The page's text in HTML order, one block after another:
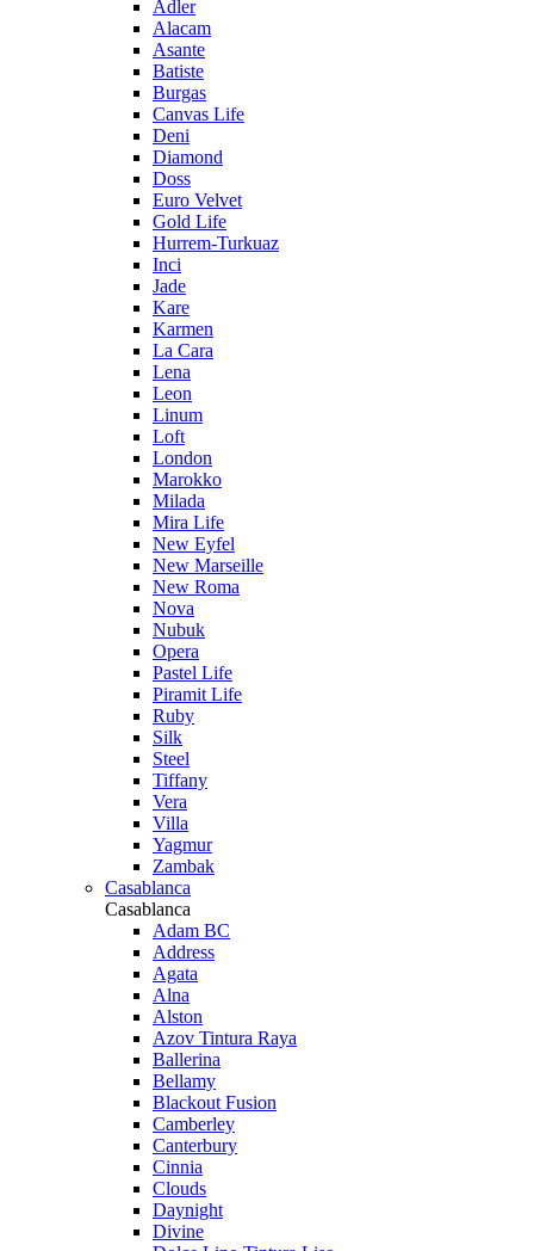
Adler
Alacam
Asante
Batiste
Burgas
Canvas Life
Deni
Diamond
Doss
Euro Velvet
Gold Life
Hurrem-Turkuaz
Inci
Jade
Kare
Karmen
La Cara
Lena
Leon
Linum
Loft
London
Marokko
Milada
Mira Life
New Eyfel
New Marseille
New Roma
Nova
Nubuk
Opera
Pastel Life
Piramit Life
Ruby
Silk
Steel
Tiffany
Vera
Villa
Yagmur
Zambak
Casablanca
Casablanca
Adam BC
Address
Agata
Alna
Alston
Azov Tintura Raya
Ballerina
Bellamy
Blackout Fusion
Camberley
Canterbury
Cinnia
Clouds
Daynight
Divine